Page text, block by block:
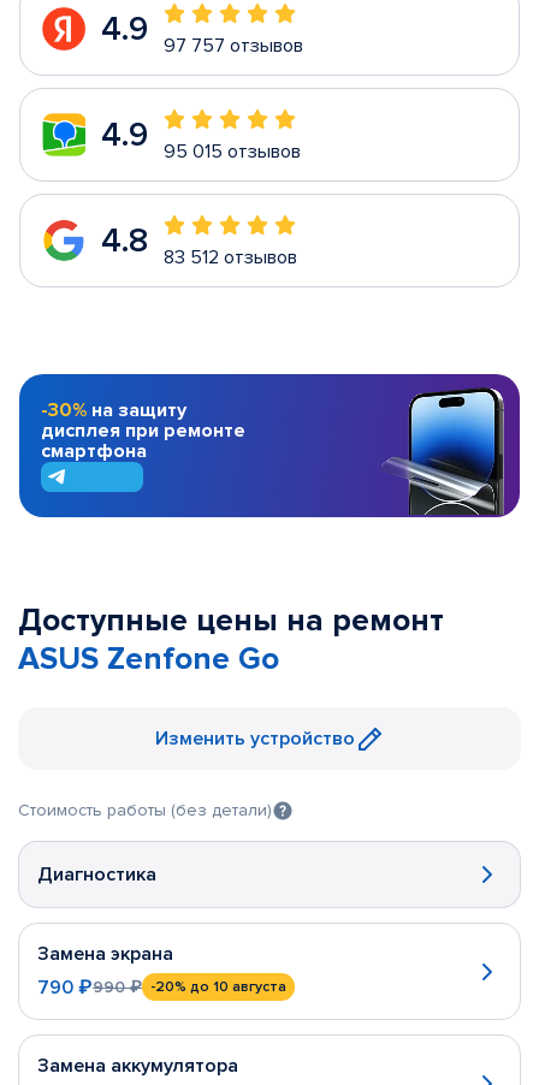
4.9 97 757 отзывов
4.9 95 015 отзывов
4.8 83 512 отзывов
-30% на защиту
дисплея при ремонте
смартфона
Доступные цены на ремонт
ASUS Zenfone Go
Изменить устройство
Стоимость работы (без детали)
Диагностика
Замена экрана
790 ₽990 ₽ -20% до 10 августа
Замена аккумулятора